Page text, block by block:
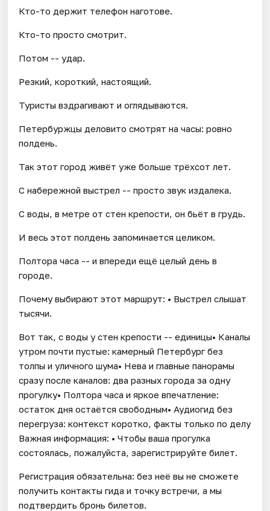
Кто-то держит телефон наготове.
Кто-то просто смотрит.
Потом -- удар.
Резкий, короткий, настоящий.
Туристы вздрагивают и оглядываются.
Петербуржцы деловито смотрят на часы: ровно
полдень.
Так этот город живёт уже больше трёхсот лет.
С набережной выстрел -- просто звук издалека.
С воды, в метре от стен крепости, он бьёт в грудь.
И весь этот полдень запоминается целиком.
Полтора часа -- и впереди ещё целый день в
городе.
Почему выбирают этот маршрут: • Выстрел слышат
тысячи.
Вот так, с воды у стен крепости -- единицы• Каналы
утром почти пустые: камерный Петербург без
толпы и уличного шума• Нева и главные панорамы
сразу после каналов: два разных города за одну
прогулку• Полтора часа и яркое впечатление:
остаток дня остаётся свободным• Аудиогид без
перегруза: контекст коротко, факты только по делу
Важная информация: • Чтобы ваша прогулка
состоялась, пожалуйста, зарегистрируйте билет.
Регистрация обязательна: без неё вы не сможете
получить контакты гида и точку встречи, а мы
подтвердить бронь билетов.